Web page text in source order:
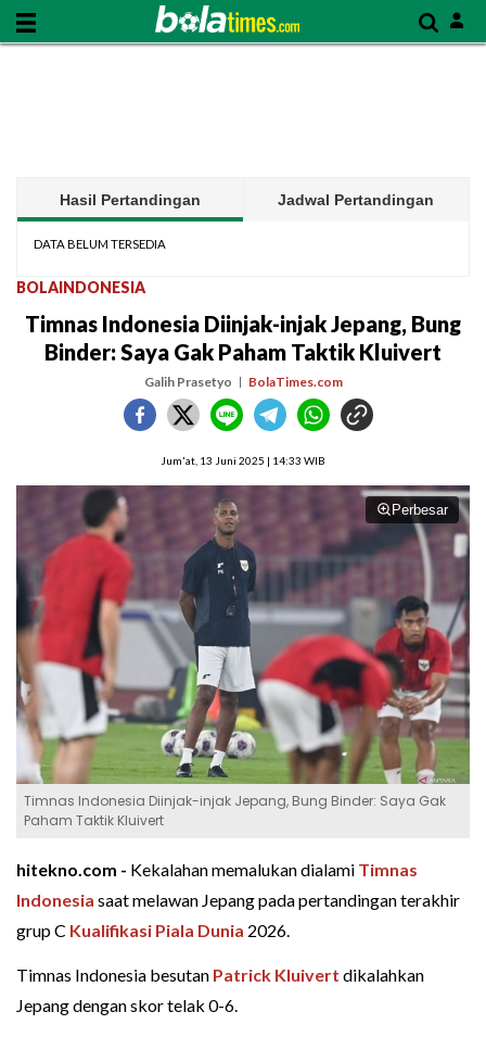
Hasil Pertandingan Jadwal Pertandingan
DATA BELUM TERSEDIA
BOLAINDONESIA
Timnas Indonesia Diinjak-injak Jepang, Bung
Binder: Saya Gak Paham Taktik Kluivert
Galih Prasetyo BolaTimes.com
Jum'at, 13 Juni 2025 | 14:33 WIB
Perbesar
Timnas Indonesia Diinjak-injak Jepang, Bung Binder: Saya Gak
Paham Taktik Kluivert
hitekno.com - Kekalahan memalukan dialami Timnas
Indonesia saat melawan Jepang pada pertandingan terakhir
grup C Kualifikasi Piala Dunia 2026.
Timnas Indonesia besutan Patrick Kluivert dikalahkan
Jepang dengan skor telak 0-6.